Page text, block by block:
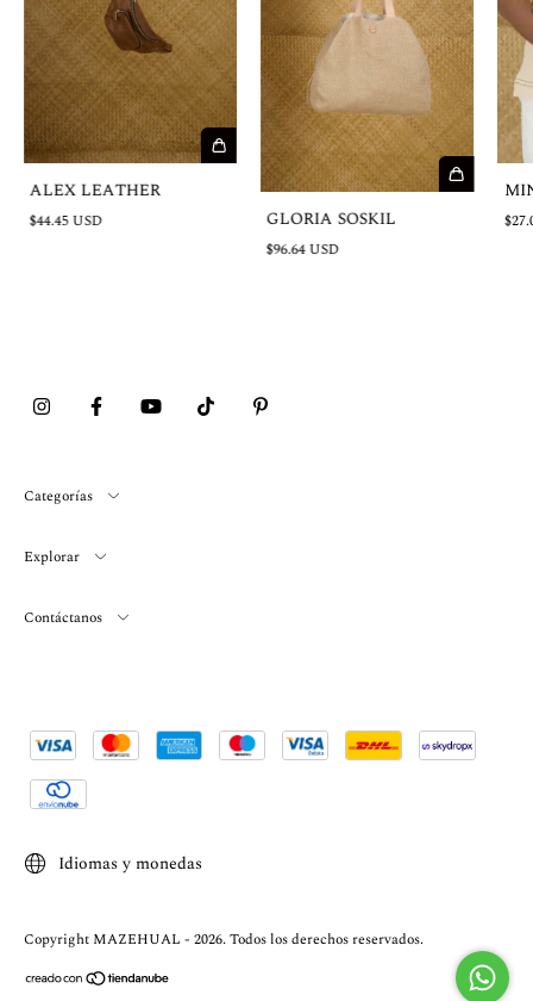
ALEX LEATHER
$44.45 USD GLORIA SOSKIL
$96.64 USD
Categorías
Explorar
Contáctanos
Idiomas y monedas
Copyright MAZEHUAL - 2026. Todos los derechos reservados.